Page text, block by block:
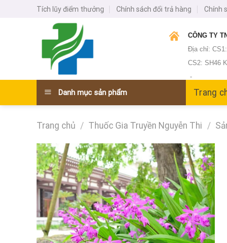
Tích lũy điểm thưởng Chính sách đổi trả hàng Chính
CÔNG TY
Địa chỉ:
CS2: SH46
-
Danh mục sản phẩm Trang
Trang chủ / Thuốc Gia Truyền Nguyễn Thi /